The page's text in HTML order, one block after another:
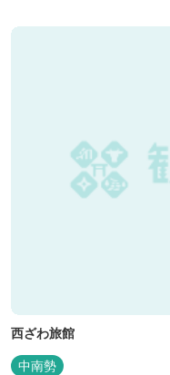
西ざわ旅館
中南勢